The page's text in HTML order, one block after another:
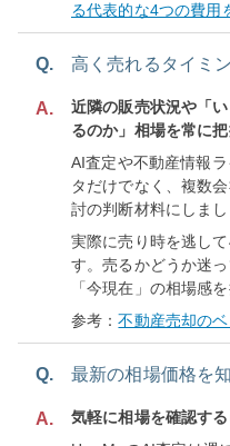
る代表的な4つの費用
Q. 高く売れるタイミ
A.
近隣の販売状況や「
るのか」相場を常に
AI査定や不動産情報
タだけでなく、複数
討の判断材料にしまし
実際に売り時を逃し
す。売るかどうか迷
「今現在」の相場感
参考：不動産売却の
Q. 最新の相場価格を
A.
気軽に相場を確認す